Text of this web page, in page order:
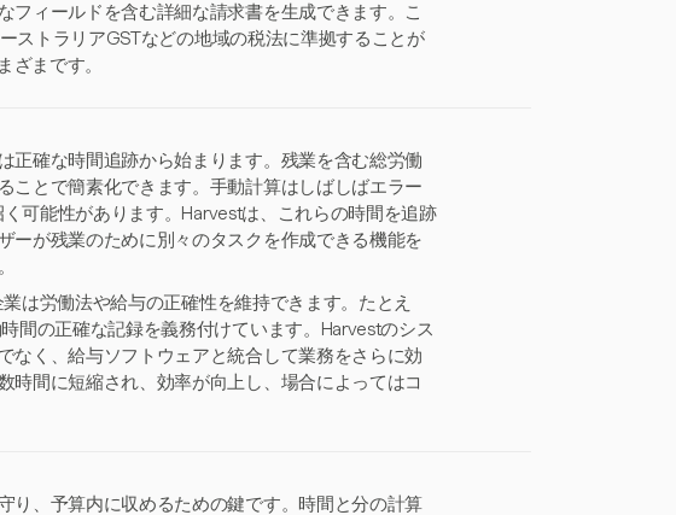
フィールドを含む詳細な請求書を生成できます。こ
ストラリアGSTなどの地域の税法に準拠することが
まです。
正確な時間追跡から始まります。残業を含む総労働
ことで簡素化できます。手動計算はしばしばエラー
可能性があります。Harvestは、これらの時間を追跡
ーが残業のために別々のタスクを作成できる機能を
は労働法や給与の正確性を維持できます。たとえ
間の正確な記録を義務付けています。Harvestのシス
なく、給与ソフトウェアと統合して業務をさらに効
間に短縮され、効率が向上し、場合によってはコ
り、予算内に収めるための鍵です。時間と分の計算